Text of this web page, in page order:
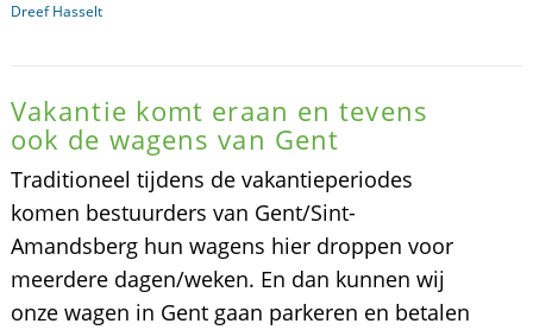
Dreef Hasselt
Vakantie komt eraan en tevens
ook de wagens van Gent
Traditioneel tijdens de vakantieperiodes
komen bestuurders van Gent/Sint-
Amandsberg hun wagens hier droppen voor
meerdere dagen/weken. En dan kunnen wij
onze wagen in Gent gaan parkeren en betalen